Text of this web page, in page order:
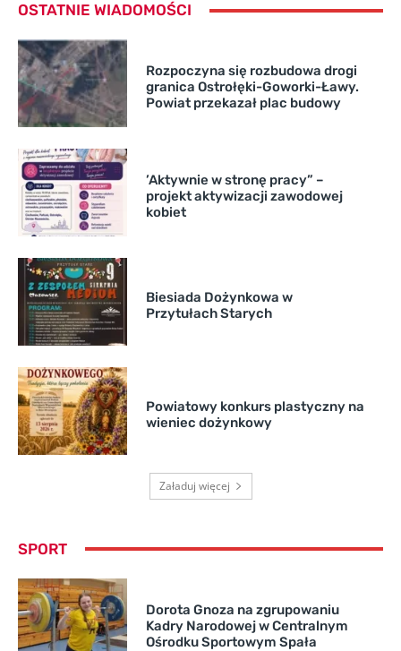
OSTATNIE WIADOMOŚCI
Rozpoczyna się rozbudowa drogi
granica Ostrołęki-Goworki-Ławy.
Powiat przekazał plac budowy
’Aktywnie w stronę pracy” –
projekt aktywizacji zawodowej
kobiet
Biesiada Dożynkowa w
Przytułach Starych
Powiatowy konkurs plastyczny na
wieniec dożynkowy
Załaduj więcej
SPORT
Dorota Gnoza na zgrupowaniu
Kadry Narodowej w Centralnym
Ośrodku Sportowym Spała